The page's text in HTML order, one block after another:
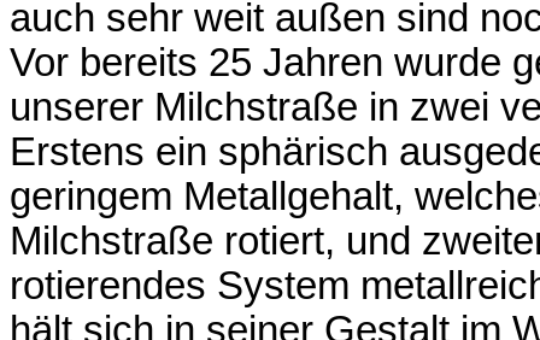
auch sehr weit außen sind
Vor bereits 25 Jahren wurde
unserer Milchstraße in zwei
Erstens ein sphärisch
geringem Metallgehalt,
Milchstraße rotiert, und
rotierendes System
hält sich in seiner Gestalt im